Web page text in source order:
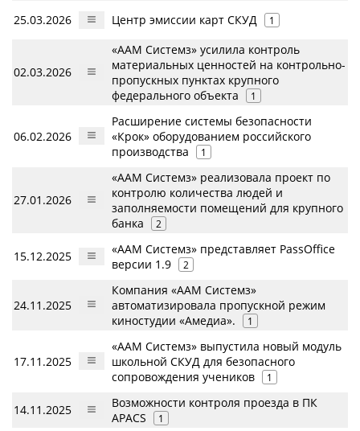
25.03.2026 Центр эмиссии карт СКУД 1
02.03.2026
«ААМ Системз» усилила контроль
материальных ценностей на контрольно-
пропускных пунктах крупного
федерального объекта
1
06.02.2026
Расширение системы безопасности
«Крок» оборудованием российского
производства
1
27.01.2026
«ААМ Системз» реализовала проект по
контролю количества людей и
заполняемости помещений для крупного
банка
2
15.12.2025
«ААМ Системз» представляет PassOffice
версии 1.9
2
24.11.2025
Компания «ААМ Системз»
автоматизировала пропускной режим
киностудии «Амедиа».
1
17.11.2025
«ААМ Системз» выпустила новый модуль
школьной СКУД для безопасного
сопровождения учеников
1
14.11.2025
Возможности контроля проезда в ПК
APACS
1